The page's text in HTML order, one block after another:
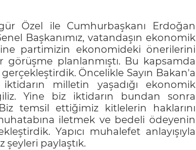
Özel ile Cumhurbaşkanı Erdoğan
Başkanımız, vatandaşın ekonomik
partimizin ekonomideki önerilerini
planlanmıştı. Bu kapsamda
Öncelikle Sayın Bakan'a
milletin yaşadığı ekonomik
Yine biz iktidarın bundan sonra
temsil ettiğimiz kitlelerin haklarını
iletmek ve bedeli ödeyenin
Yapıcı muhalefet anlayışıyla
paylaştık.